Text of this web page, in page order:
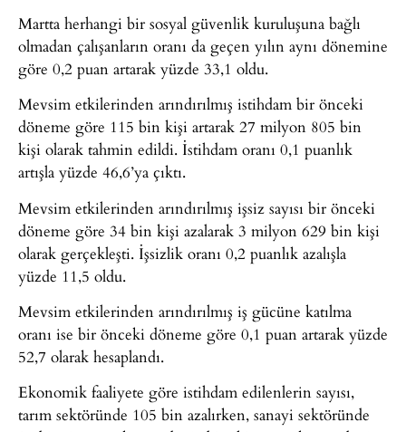
Martta herhangi bir sosyal güvenlik kuruluşuna bağlı
olmadan çalışanların oranı da geçen yılın aynı dönemine
göre 0,2 puan artarak yüzde 33,1 oldu.
Mevsim etkilerinden arındırılmış istihdam bir önceki
döneme göre 115 bin kişi artarak 27 milyon 805 bin
kişi olarak tahmin edildi. İstihdam oranı 0,1 puanlık
artışla yüzde 46,6’ya çıktı.
Mevsim etkilerinden arındırılmış işsiz sayısı bir önceki
döneme göre 34 bin kişi azalarak 3 milyon 629 bin kişi
olarak gerçekleşti. İşsizlik oranı 0,2 puanlık azalışla
yüzde 11,5 oldu.
Mevsim etkilerinden arındırılmış iş gücüne katılma
oranı ise bir önceki döneme göre 0,1 puan artarak yüzde
52,7 olarak hesaplandı.
Ekonomik faaliyete göre istihdam edilenlerin sayısı,
tarım sektöründe 105 bin azalırken, sanayi sektöründe